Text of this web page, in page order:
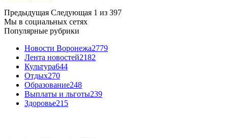
Предыдущая Следующая 1 из 397
Мы в социальных сетях
Популярные рубрики
Новости Воронежа2779
Лента новостей2182
Культура644
Отдых270
Образование248
Выплаты и льготы239
Здоровье215